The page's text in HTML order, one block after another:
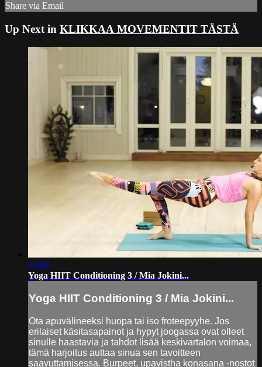
Share via Email
Up Next in KLIKKAA MOVEMENTIT TÄSTÄ
35:03
Yoga HIIT Conditioning 3 / Mia Jokini...
Yoga HIIT Conditioning 3 / Mia Jokini...
Ota apuvälineeksi huopa tai iso froteepyyhe. Jos
erilaiset käsitasapainot ja hypyt joogassa ovat olleet
sinulle haastavia ja tahdot lisää keskivartalon voimaa,
tämä harjoitus auttaa sinua sen tavoitteen
saavuttamisessa. Burpeet, upavistha konasana -nostot